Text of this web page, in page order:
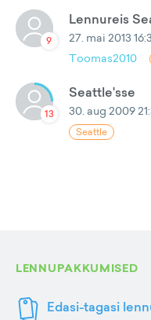
9
Lennureis
27. mai 2013
Toomas2010
13
Seattle'sse
30. aug 2009
Seattle
LENNUPAKKUMISED
Edasi-tagasi